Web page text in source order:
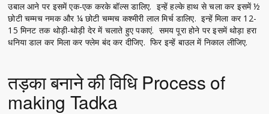
उबाल आने पर इसमें एक-एक करके बॉल्स डालिए. इन्हें हल्के हाथ से चला कर इसमें ½
छोटी चम्मच नमक और ¼ छोटी चम्मच कश्मीरी लाल मिर्च डालिए. इन्हें मिला कर 12-
15 मिनट तक थोड़ी-थोड़ी देर में चलाते हुए पकाएं. समय पूरा होने पर इसमें थोड़ा हरा
धनिया डाल कर मिला कर फ्लेम बंद कर दीजिए. फिर इन्हें बाउल में निकाल लीजिए.
तड़का बनाने की विधि Process of
making Tadka